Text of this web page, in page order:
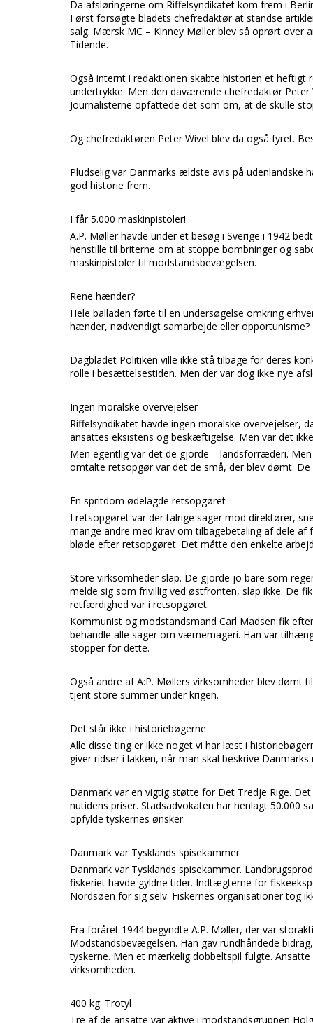
Da afsløringerne om Riffelsyndikatet kom frem i
Først forsøgte bladets chefredaktør at standse
salg. Mærsk MC – Kinney Møllerblev så oprørt over
Tidende.
Også internt i redaktionen skabte historien et
undertrykke. Men den daværende chefredaktør
Journalisterne opfattede det som om, at de skulle
Og chefredaktøren Peter Wivel blev da også fyret.
Pludselig var Danmarks ældste avis på udenlandske
god historie frem.
I får 5.000 maskinpistoler!
A.P. Møllerhavde under et besøg i Sverige i 1942
henstille til briterne om at stoppe bombninger og
maskinpistolertil modstandsbevægelsen.
Rene hænder?
Hele balladen førte til en undersøgelse omkring
hænder, nødvendigt samarbejde eller opportunisme?
Dagbladet Politiken ville ikke stå tilbage for deres
rolle i besættelsestiden. Men der var dog ikke nye
Ingen moralske overvejelser
Riffelsyndikatet havde ingen moralske overvejelser,
ansattes eksistens og beskæftigelse. Men var det
Men egentlig var det de gjorde – landsforræderi.
omtalte retsopgør var det de små, der blev dømt.
En spritdom ødelagde retsopgøret
I retsopgøret var der talrige sager mod direktører,
mange andre med krav om tilbagebetaling af dele
bløde efter retsopgøret. Det måtte den enkelte
Store virksomheder slap. De gjorde jo bare som
melde sig som frivillig ved østfronten, slap ikke. De
retfærdighed var i retsopgøret.
Kommunist og modstandsmand Carl Madsen fik
behandle alle sager om værnemageri. Han var
stopper for dette.
Også andre afA:P. Møllers virksomheder blev dømt
tjent store summer under krigen.
Det står ikke i historiebøgerne
Alle disse ting er ikke noget vi har læst i
giver ridser i lakken, når man skal beskrive Danmarks
Danmark var en vigtig støtte for Det Tredje Rige. Det
nutidens priser. Stadsadvokaten har henlagt 50.000
opfylde tyskernes ønsker.
Danmark var Tysklands spisekammer
Danmark var Tysklands spisekammer.
fiskeriet havde gyldne tider. Indtægterne for
Nordsøen for sig selv. Fiskernes organisationer tog
Fra foråret 1944 begyndte A.P. Møller, der var
Modstandsbevægelsen. Han gav rundhåndede
tyskerne. Men et mærkelig dobbeltspil fulgte.
virksomheden.
400 kg. Trotyl
Tre af de ansatte var aktive i modstandsgruppen